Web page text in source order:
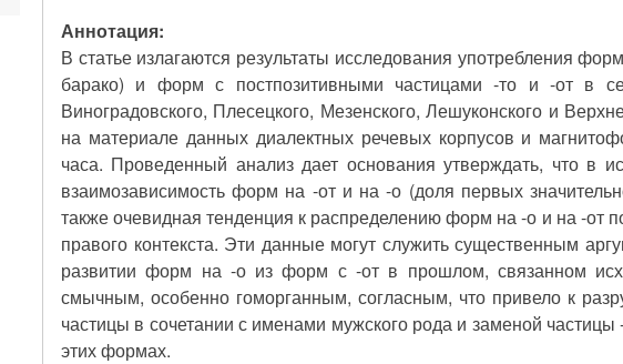
Аннотация:
В статье излагаются результаты исследования употребления
барако) и форм с постпозитивными частицами -то и -от в
Виноградовского, Плесецкого, Мезенского, Лешуконского и
на материале данных диалектных речевых корпусов и
часа. Проведенный анализ дает основания утверждать, что в
взаимозависимость форм на -от и на -о (доля первых
также очевидная тенденция к распределению форм на -о и на -от
правого контекста. Эти данные могут служить существенным
развитии форм на -о из форм с -от в прошлом, связанном
смычным, особенно гоморганным, согласным, что привело к
частицы в сочетании с именами мужского рода и заменой
этих формах.